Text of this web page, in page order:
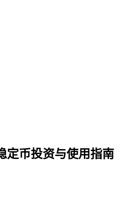
定币投资与使用指南